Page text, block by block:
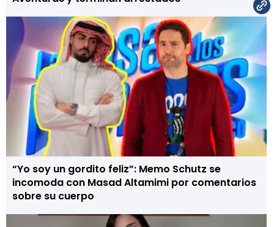
“Yo soy un gordito feliz”: Memo Schutz se
incomoda con Masad Altamimi por comentarios
sobre su cuerpo